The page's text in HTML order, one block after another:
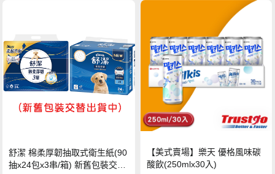
舒潔 棉柔厚韌抽取式衛生紙(90
抽x24包x3串/箱) 新舊包裝交替
【美式賣場】樂天 優格風味碳
酸飲(250mlx30入)